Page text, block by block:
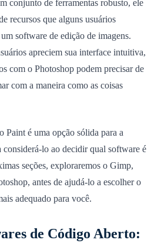
conjunto de ferramentas robusto, ele
recursos que alguns usuários
software de edição de imagens.
apreciem sua interface intuitiva,
com o Photoshop podem precisar de
com a maneira como as coisas
é uma opção sólida para a
considerá-lo ao decidir qual software é
seções, exploraremos o Gimp,
antes de ajudá-lo a escolher o
adequado para você.
de Código Aberto: